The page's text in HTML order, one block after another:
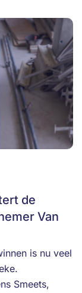
de
Van
is nu veel
Smeets,